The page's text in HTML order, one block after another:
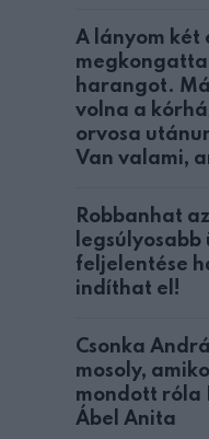
A lányom két
harangot.
volna a
orvosa
Van valami,
Robbanhat
feljelentése
indíthat el!
Csonka
mosoly,
mondott róla
Ábel Anita